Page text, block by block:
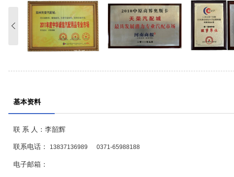
基本资料
联 系 人：李韶辉
联系电话： 13837136989 0371-65988188
电子邮箱：